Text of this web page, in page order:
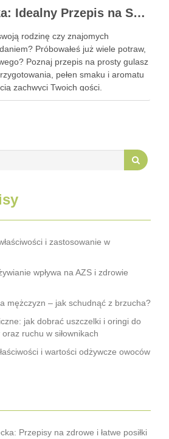
Gulasz z Indyka: Idealny Przepis na Szybki i Smaczny Obiad
rodzinę czy znajomych
Próbowałeś już wiele potraw,
Poznaj przepis na prosty gulasz
pełen smaku i aromatu
zachwyci Twoich gości.
przyrządzić? To bardzo proste!
i zastosowanie w
wpływa na AZS i zdrowie
mężczyzn – jak schudnąć z brzucha?
jak dobrać uszczelki i oringi do
ruchu w siłownikach
i wartości odżywcze owoców
Przepisy na zdrowe i łatwe posiłki